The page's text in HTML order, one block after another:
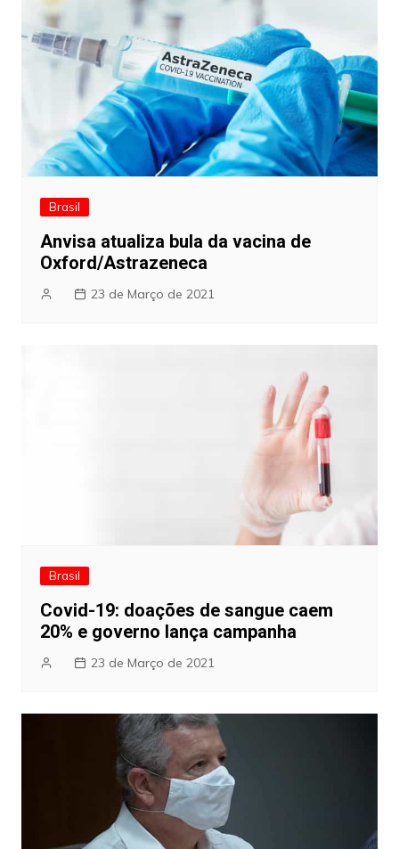
Brasil
Anvisa atualiza bula da vacina de
Oxford/Astrazeneca
23 de Março de 2021
Brasil
Covid-19: doações de sangue caem
20% e governo lança campanha
23 de Março de 2021